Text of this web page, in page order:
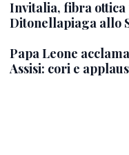
Invitalia, fibra ottica
Ditonellapiaga allo
Papa Leone
Assisi: cori e